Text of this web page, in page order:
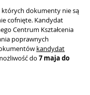
których dokumenty nie są
cofnięte. Kandydat
Centrum Kształcenia
poprawnych
kandydat
do 7 maja do